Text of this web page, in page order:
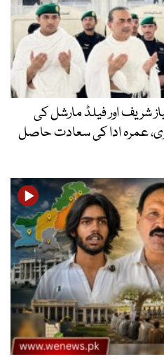
شریف اور فیلڈ مارشل کی
عمرہ ادا کی سعادت حاصل